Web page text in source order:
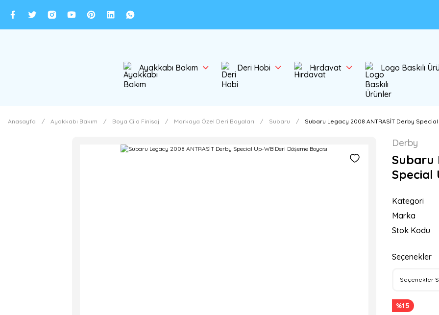
Ayakkabı Bakım Deri Hobi Hırdavat Logo Baskılı
Anasayfa Ayakkabı Bakım Boya Cila Finisaj Markaya Özel Deri Boyaları Subaru Subaru Legacy 2008 ANTRASİT Derby
Derby
Subaru
Special
Kategori
Marka
Stok Kodu
Seçenekler
%15